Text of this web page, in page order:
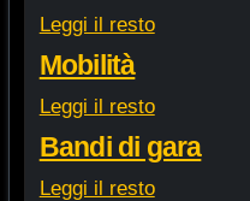
Leggi il resto
Mobilità
Leggi il resto
Bandi di gara
Leggi il resto